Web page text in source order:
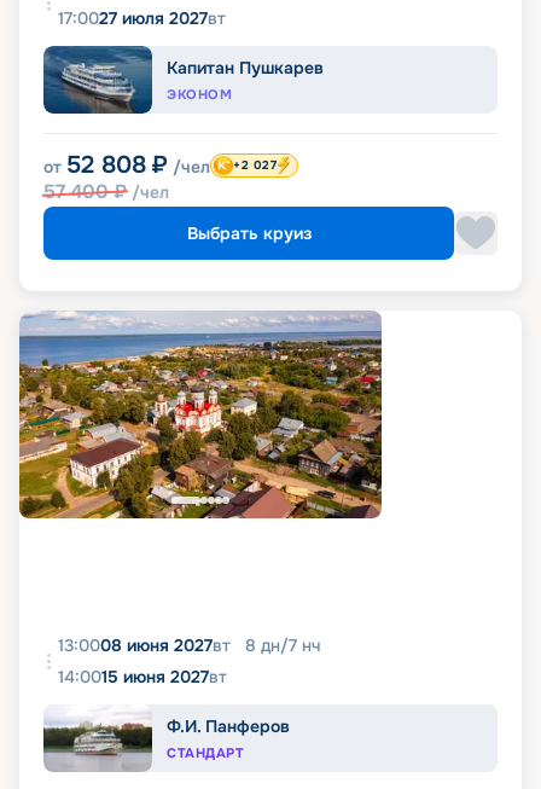
17:0027 июля 2027вт
Капитан Пушкарев
ЭКОНОМ
от 52 808 ₽ /чел
57 400₽ /чел
+2 027
Выбрать круиз
13:0008 июня 2027вт 8 дн/7 нч
14:0015 июня 2027вт
Ф.И. Панферов
СТАНДАРТ